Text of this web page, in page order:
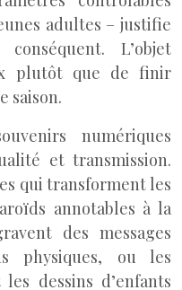
adultes – justifie
L’objet
plutôt que de finir
saison.
numériques
et transmission.
qui transforment les
annotables à la
des messages
physiques, ou les
dessins d’enfants